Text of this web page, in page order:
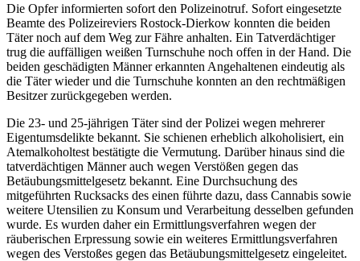
Die Opfer informierten sofort den Polizeinotruf. Sofort eingesetzte
Beamte des Polizeireviers Rostock-Dierkow konnten die beiden
Täter noch auf dem Weg zur Fähre anhalten. Ein Tatverdächtiger
trug die auffälligen weißen Turnschuhe noch offen in der Hand. Die
beiden geschädigten Männer erkannten Angehaltenen eindeutig als
die Täter wieder und die Turnschuhe konnten an den rechtmäßigen
Besitzer zurückgegeben werden.
Die 23- und 25-jährigen Täter sind der Polizei wegen mehrerer
Eigentumsdelikte bekannt. Sie schienen erheblich alkoholisiert, ein
Atemalkoholtest bestätigte die Vermutung. Darüber hinaus sind die
tatverdächtigen Männer auch wegen Verstößen gegen das
Betäubungsmittelgesetz bekannt. Eine Durchsuchung des
mitgeführten Rucksacks des einen führte dazu, dass Cannabis sowie
weitere Utensilien zu Konsum und Verarbeitung desselben gefunden
wurde. Es wurden daher ein Ermittlungsverfahren wegen der
räuberischen Erpressung sowie ein weiteres Ermittlungsverfahren
wegen des Verstoßes gegen das Betäubungsmittelgesetz eingeleitet.